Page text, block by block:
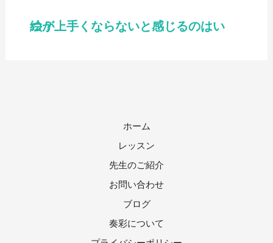
絵が上手くならないと感じるのはいつ？
ホーム
レッスン
先生のご紹介
お問い合わせ
ブログ
奏彩について